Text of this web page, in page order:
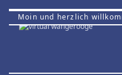
Moin und herzlich